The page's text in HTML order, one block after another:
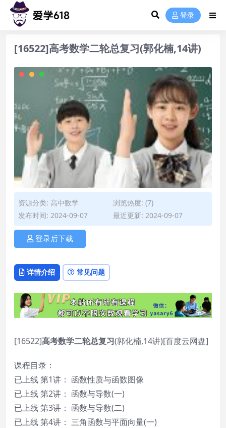
登录
[16522]高考数学二轮总复习(郭化楠,14讲)
资源分类: 高中数学
浏览热度: (7)
发布时间: 2024-09-07
最近更新: 2024-09-07
登录后下载
详情介绍 常见问题
[16522]高考数学二轮总复习(郭化楠,14讲)[百度云网盘]
课程目录：
已上线 第1讲： 函数性质与函数图像
已上线 第2讲： 函数与导数(一)
已上线 第3讲： 函数与导数(二)
已上线 第4讲： 三角函数与平面向量(一)